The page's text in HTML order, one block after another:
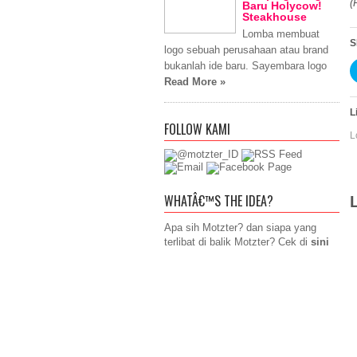
Baru Holycow!
Steakhouse
Lomba membuat
logo sebuah perusahaan atau brand
bukanlah ide baru. Sayembara logo
Read More »
FOLLOW KAMI
WHATÂ€™S THE IDEA?
Apa sih Motzter? dan siapa yang
terlibat di balik Motzter? Cek di sini